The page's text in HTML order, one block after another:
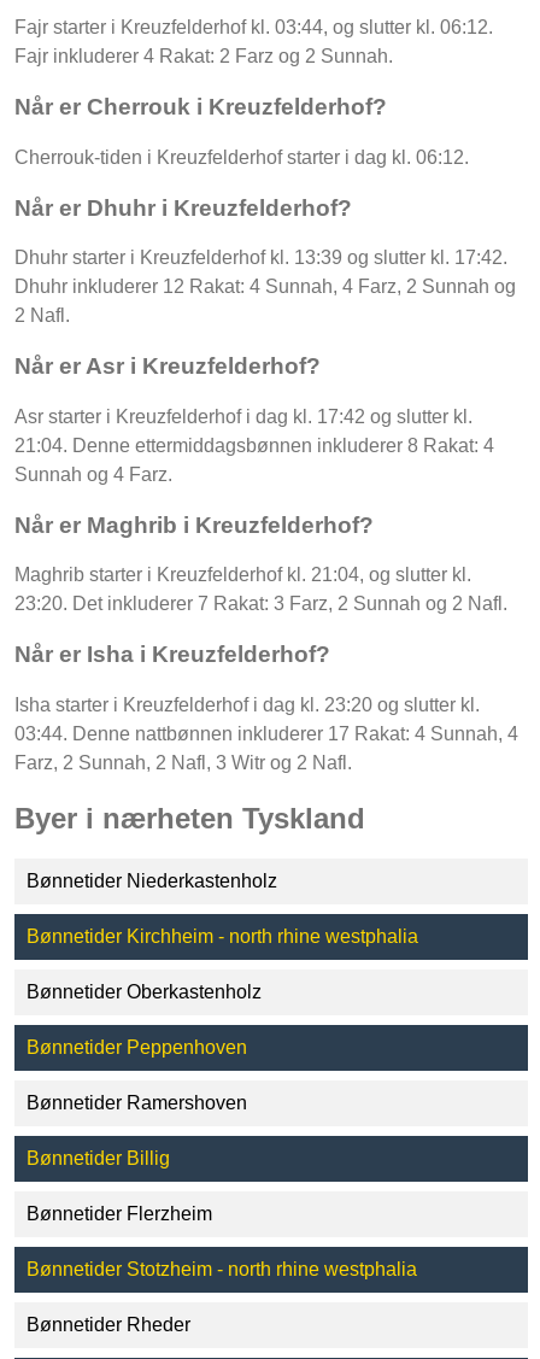
Fajr starter i Kreuzfelderhof kl. 03:44, og slutter kl. 06:12.
Fajr inkluderer 4 Rakat: 2 Farz og 2 Sunnah.
Når er Cherrouk i Kreuzfelderhof?
Cherrouk-tiden i Kreuzfelderhof starter i dag kl. 06:12.
Når er Dhuhr i Kreuzfelderhof?
Dhuhr starter i Kreuzfelderhof kl. 13:39 og slutter kl. 17:42.
Dhuhr inkluderer 12 Rakat: 4 Sunnah, 4 Farz, 2 Sunnah og
2 Nafl.
Når er Asr i Kreuzfelderhof?
Asr starter i Kreuzfelderhof i dag kl. 17:42 og slutter kl.
21:04. Denne ettermiddagsbønnen inkluderer 8 Rakat: 4
Sunnah og 4 Farz.
Når er Maghrib i Kreuzfelderhof?
Maghrib starter i Kreuzfelderhof kl. 21:04, og slutter kl.
23:20. Det inkluderer 7 Rakat: 3 Farz, 2 Sunnah og 2 Nafl.
Når er Isha i Kreuzfelderhof?
Isha starter i Kreuzfelderhof i dag kl. 23:20 og slutter kl.
03:44. Denne nattbønnen inkluderer 17 Rakat: 4 Sunnah, 4
Farz, 2 Sunnah, 2 Nafl, 3 Witr og 2 Nafl.
Byer i nærheten Tyskland
Bønnetider Niederkastenholz
Bønnetider Kirchheim - north rhine westphalia
Bønnetider Oberkastenholz
Bønnetider Peppenhoven
Bønnetider Ramershoven
Bønnetider Billig
Bønnetider Flerzheim
Bønnetider Stotzheim - north rhine westphalia
Bønnetider Rheder